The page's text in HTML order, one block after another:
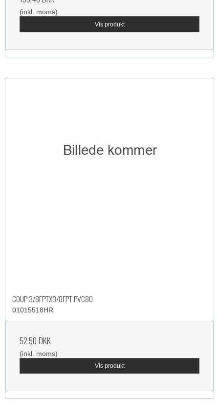
(inkl. moms)
Vis produkt
COUP 3/8FPTX3/8FPT PVC80
01015518HR
52,50 DKK
(inkl. moms)
Vis produkt